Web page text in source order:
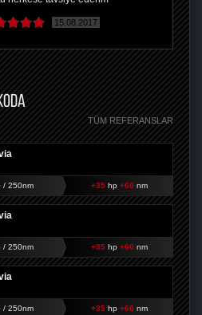
15.08.2017
TÜM REFERANSLAR
/ 250nm +35hp +60 nm
/ 250nm +35hp +60 nm
/ 250nm +35hp +60 nm